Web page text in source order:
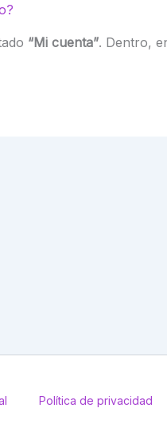
“Mi cuenta”. Dentro,
Política de privacidad